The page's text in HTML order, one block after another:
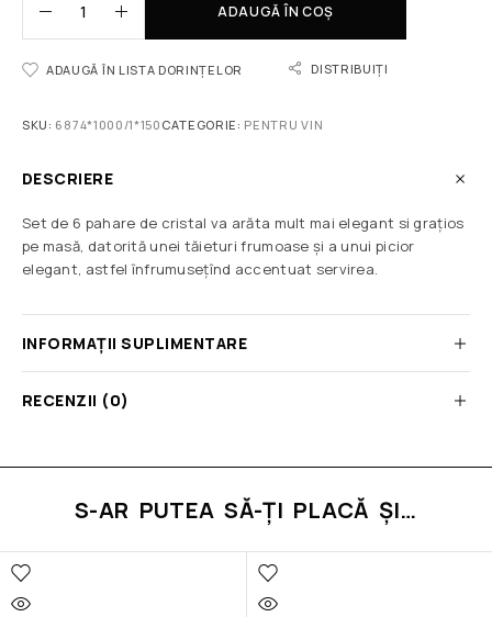
ADAUGĂ ÎN COȘ
ADAUGĂ ÎN LISTA DORINȚELOR DISTRIBUIȚI
SKU: 6874*1000/1*150 CATEGORIE: PENTRU VIN
DESCRIERE
Set de 6 pahare de cristal va arăta mult mai elegant si grațios
pe masă, datorită unei tăieturi frumoase și a unui picior
elegant, astfel înfrumusețînd accentuat servirea.
INFORMAȚII SUPLIMENTARE
RECENZII (0)
S-AR PUTEA SĂ-ȚI PLACĂ ȘI…